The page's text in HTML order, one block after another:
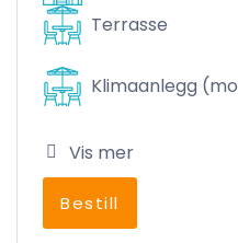
Terrasse
Klimaanlegg
Vis mer
Bestill